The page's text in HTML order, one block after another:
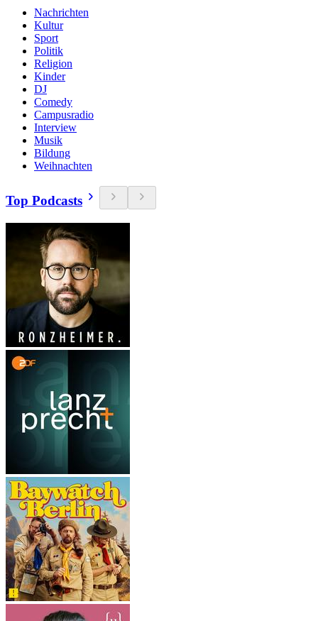
Nachrichten
Kultur
Sport
Politik
Religion
Kinder
DJ
Comedy
Campusradio
Interview
Musik
Bildung
Weihnachten
Top Podcasts